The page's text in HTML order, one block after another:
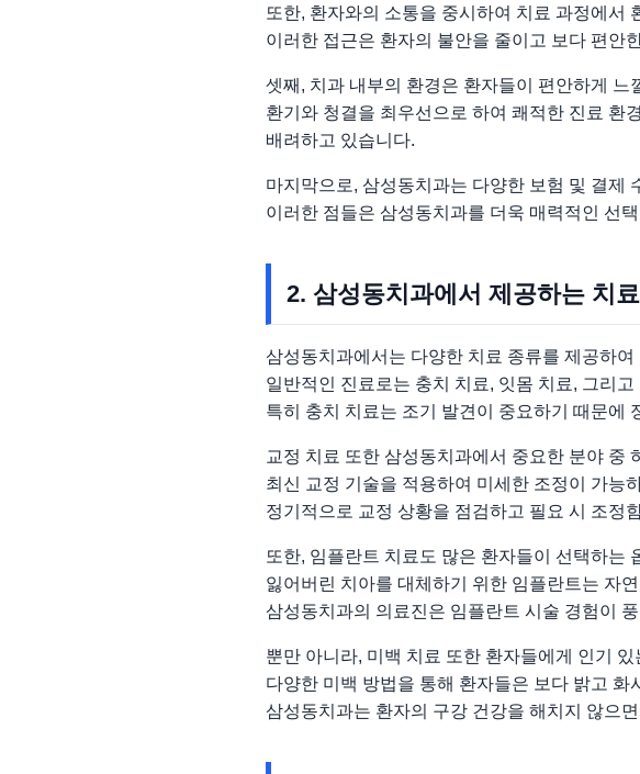
또한, 환자와의 소통을 중시하여 치료 과정에서
이러한 접근은 환자의 불안을 줄이고 보다 편안
셋째, 치과 내부의 환경은 환자들이 편안하게 느
환기와 청결을 최우선으로 하여 쾌적한 진료 환
배려하고 있습니다.
마지막으로, 삼성동치과는 다양한 보험 및 결제
이러한 점들은 삼성동치과를 더욱 매력적인 선
2. 삼성동치과에서 제공하는 치
삼성동치과에서는 다양한 치료 종류를 제공하
일반적인 진료로는 충치 치료, 잇몸 치료, 그리
특히 충치 치료는 조기 발견이 중요하기 때문에
교정 치료 또한 삼성동치과에서 중요한 분야 중
최신 교정 기술을 적용하여 미세한 조정이 가능
정기적으로 교정 상황을 점검하고 필요 시 조정
또한, 임플란트 치료도 많은 환자들이 선택하는
잃어버린 치아를 대체하기 위한 임플란트는 자
삼성동치과의 의료진은 임플란트 시술 경험이
뿐만 아니라, 미백 치료 또한 환자들에게 인기
다양한 미백 방법을 통해 환자들은 보다 밝고 화
삼성동치과는 환자의 구강 건강을 해치지 않으